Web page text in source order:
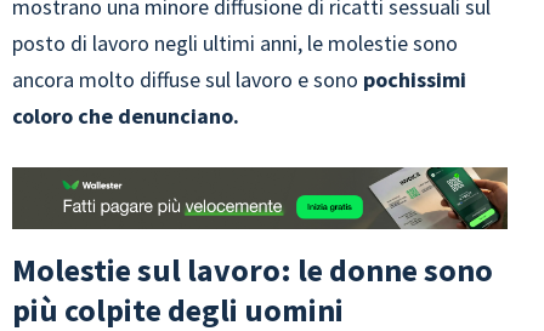
mostrano una minore diffusione di ricatti sessuali sul
posto di lavoro negli ultimi anni, le molestie sono
ancora molto diffuse sul lavoro e sono pochissimi
coloro che denunciano.
Molestie sul lavoro: le donne sono
più colpite degli uomini